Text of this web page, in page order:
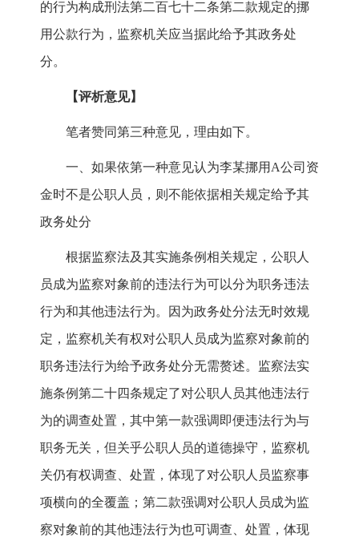
的行为构成刑法第二百七十二条第二款规定的挪
用公款行为，监察机关应当据此给予其政务处
分。
【评析意见】
笔者赞同第三种意见，理由如下。
一、如果依第一种意见认为李某挪用A公司资
金时不是公职人员，则不能依据相关规定给予其
政务处分
根据监察法及其实施条例相关规定，公职人
员成为监察对象前的违法行为可以分为职务违法
行为和其他违法行为。因为政务处分法无时效规
定，监察机关有权对公职人员成为监察对象前的
职务违法行为给予政务处分无需赘述。监察法实
施条例第二十四条规定了对公职人员其他违法行
为的调查处置，其中第一款强调即便违法行为与
职务无关，但关乎公职人员的道德操守，监察机
关仍有权调查、处置，体现了对公职人员监察事
项横向的全覆盖；第二款强调对公职人员成为监
察对象前的其他违法行为也可调查、处置，体现